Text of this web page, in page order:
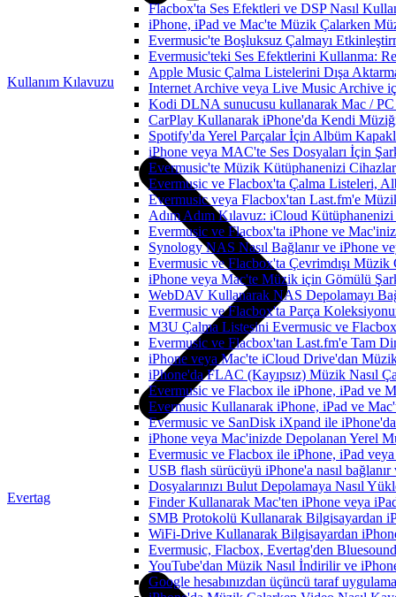
Flacbox'ta Ses Efektleri ve DSP Nasıl
iPhone, iPad ve Mac'te Müzik Çalarken
Evermusic'te Boşluksuz Çalmayı
Evermusic'teki Ses Efektlerini Kullanma:
Apple Music Çalma Listelerini Dışa
Internet Archive veya Live Music Archive
Kodi DLNA sunucusu kullanarak Mac / PC
CarPlay Kullanarak iPhone'da Kendi
Spotify'da Yerel Parçalar İçin Albüm
iPhone veya MAC'te Ses Dosyaları İçin
Evermusic'te Müzik Kütüphanenizi Cihazlar
Evermusic ve Flacbox'ta Çalma Listeleri,
Evermusic veya Flacbox'tan Last.fm'e
Adım Adım Kılavuz: iCloud
Evermusic ve Flacbox'ta iPhone ve
Synology NAS Nasıl Bağlanır ve iPhone
Evermusic ve Flacbox'ta Çevrimdışı
iPhone veya Mac'te Müzik için Gömülü
WebDAV Kullanarak NAS Depolamayı
Evermusic ve Flacbox'ta Parça
M3U Çalma Listesini Evermusic ve
Evermusic ve Flacbox'tan Last.fm'e Tam
iPhone veya Mac'te iCloud Drive'dan
iPhone'da FLAC (Kayıpsız) Müzik Nasıl
Evermusic ve Flacbox ile iPhone, iPad ve
Evermusic Kullanarak iPhone, iPad ve
Evermusic ve SanDisk iXpand ile
iPhone veya Mac'inizde Depolanan Yerel
Evermusic ve Flacbox ile iPhone, iPad
USB flash sürücüyü iPhone'a nasıl
Dosyalarınızı Bulut Depolamaya Nasıl
Finder Kullanarak Mac'ten iPhone veya
SMB Protokolü Kullanarak Bilgisayardan
WiFi-Drive Kullanarak Bilgisayardan
Evermusic, Flacbox, Evertag'den
YouTube'dan Müzik Nasıl İndirilir ve
Google hesabınızdan üçüncü taraf
Kullanım Kılavuzu
Evertag